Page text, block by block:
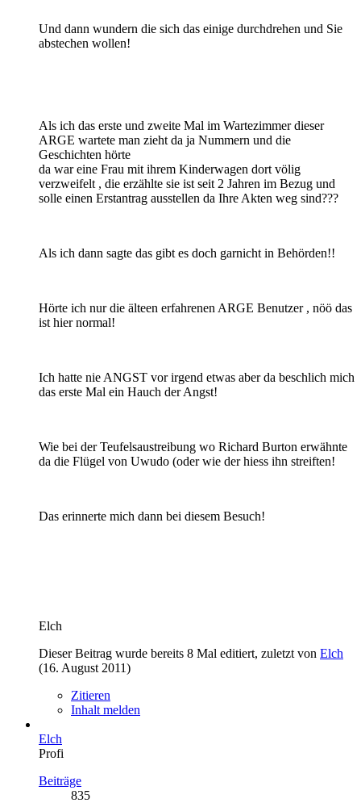
Und dann wundern die sich das einige durchdrehen und Sie
abstechen wollen!
Als ich das erste und zweite Mal im Wartezimmer dieser
ARGE wartete man zieht da ja Nummern und die
Geschichten hörte
da war eine Frau mit ihrem Kinderwagen dort völig
verzweifelt , die erzählte sie ist seit 2 Jahren im Bezug und
solle einen Erstantrag ausstellen da Ihre Akten weg sind???
Als ich dann sagte das gibt es doch garnicht in Behörden!!
Hörte ich nur die älteen erfahrenen ARGE Benutzer , nöö das
ist hier normal!
Ich hatte nie ANGST vor irgend etwas aber da beschlich mich
das erste Mal ein Hauch der Angst!
Wie bei der Teufelsaustreibung wo Richard Burton erwähnte
da die Flügel von Uwudo (oder wie der hiess ihn streiften!
Das erinnerte mich dann bei diesem Besuch!
Elch
Dieser Beitrag wurde bereits 8 Mal editiert, zuletzt von Elch
(16. August 2011)
Zitieren
Inhalt melden
Elch
Profi
Beiträge
835